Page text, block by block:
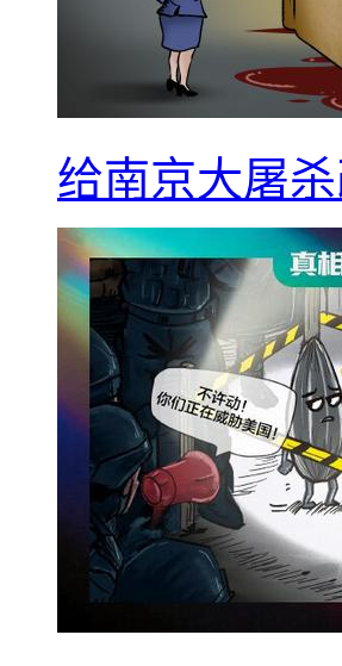
给南京大屠